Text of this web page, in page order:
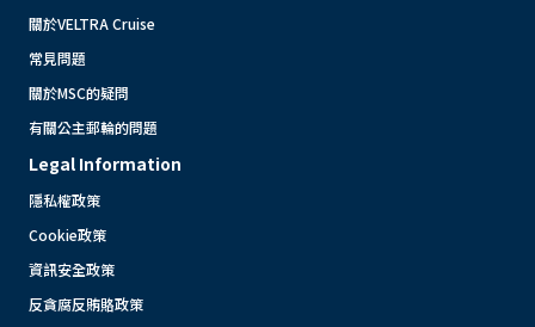
關於VELTRA Cruise
常見問題
關於MSC的疑問
有關公主郵輪的問題
Legal Information
隱私權政策
Cookie政策
資訊安全政策
反貪腐反賄賂政策